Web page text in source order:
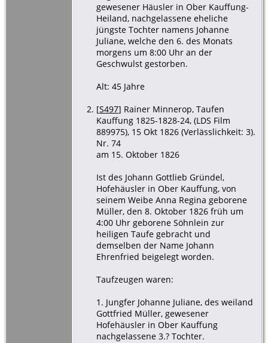
gewesener Häusler in Ober Kauffung-
Heiland, nachgelassene eheliche
jüngste Tochter namens Johanne
Juliane, welche den 6. des Monats
morgens um 8:00 Uhr an der
Geschwulst gestorben.
Alt: 45 Jahre
[S497] Rainer Minnerop, Taufen
Kauffung 1825-1828-24, (LDS Film
889975), 15 Okt 1826 (Verlässlichkeit: 3).
Nr. 74
am 15. Oktober 1826
Ist des Johann Gottlieb Gründel,
Hofehäusler in Ober Kauffung, von
seinem Weibe Anna Regina geborene
Müller, den 8. Oktober 1826 früh um
4:00 Uhr geborene Söhnlein zur
heiligen Taufe gebracht und
demselben der Name Johann
Ehrenfried beigelegt worden.
Taufzeugen waren:
1. Jungfer Johanne Juliane, des weiland
Gottfried Müller, gewesener
Hofehäusler in Ober Kauffung
nachgelassene 3.? Tochter.